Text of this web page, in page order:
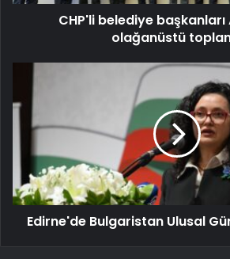
CHP'li belediye
olağanüstü
Edirne'de Bulgaristan Ulusal